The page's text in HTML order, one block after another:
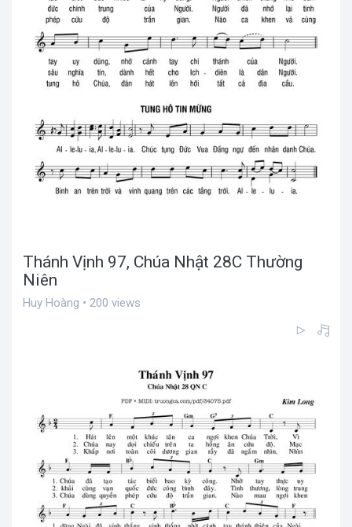
Thánh Vịnh 97, Chúa Nhật 28C Thường
Niên
Huy Hoàng • 200 views